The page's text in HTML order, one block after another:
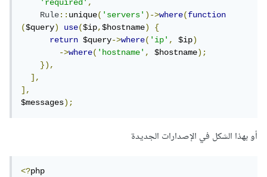
'required',
Rule::unique('servers')->where(function
($query) use($ip,$hostname)
{
return $query->where('ip', $ip)
->where('hostname', $hostname);
}),
],
],
$messages);
أو بهذا الشكل في الإصدارات الجديدة
<?php